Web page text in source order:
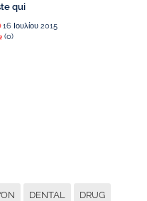
qui
16 Ιουλίου 2015
(0)
DENTAL DRUG